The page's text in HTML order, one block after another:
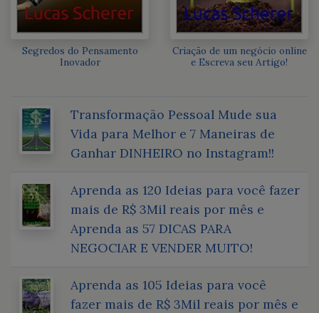
Segredos do Pensamento
Inovador
Criação de um negócio online
e Escreva seu Artigo!
Transformação Pessoal Mude sua
Vida para Melhor e 7 Maneiras de
Ganhar DINHEIRO no Instagram!!
Aprenda as 120 Ideias para você fazer
mais de R$ 3Mil reais por mês e
Aprenda as 57 DICAS PARA
NEGOCIAR E VENDER MUITO!
Aprenda as 105 Ideias para você
fazer mais de R$ 3Mil reais por mês e